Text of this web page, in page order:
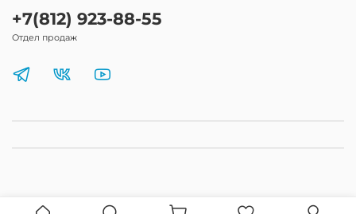
+7(812) 923-88-55
Отдел продаж